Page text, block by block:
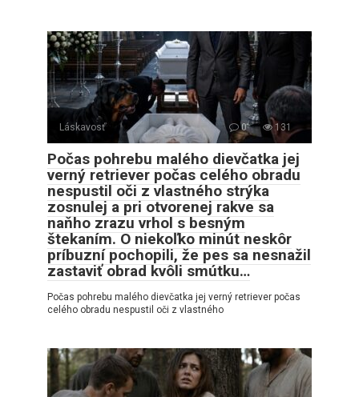
Láskavosť 0 131
Počas pohrebu malého dievčatka jej
verný retriever počas celého obradu
nespustil oči z vlastného strýka
zosnulej a pri otvorenej rakve sa
naňho zrazu vrhol s besným
štekaním. O niekoľko minút neskôr
príbuzní pochopili, že pes sa nesnažil
zastaviť obrad kvôli smútku…
Počas pohrebu malého dievčatka jej verný retriever počas
celého obradu nespustil oči z vlastného